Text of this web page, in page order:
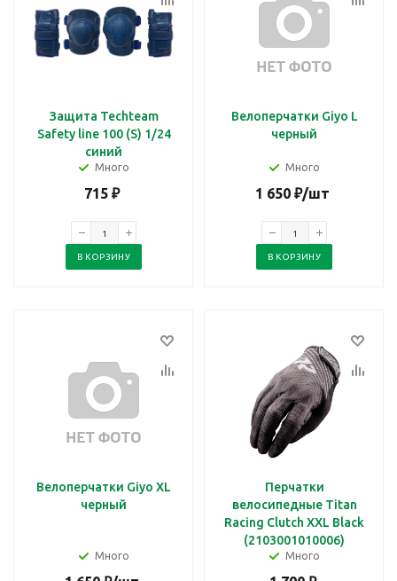
Защита Techteam
Safety line 100 (S) 1/24
синий
Много
715 ₽
В КОРЗИНУ
Велоперчатки Giyo L
черный
Много
1 650 ₽/шт
В КОРЗИНУ
Велоперчатки Giyo XL
черный
Много
Перчатки
велосипедные Titan
Racing Clutch XXL Black
(2103001010006)
Много